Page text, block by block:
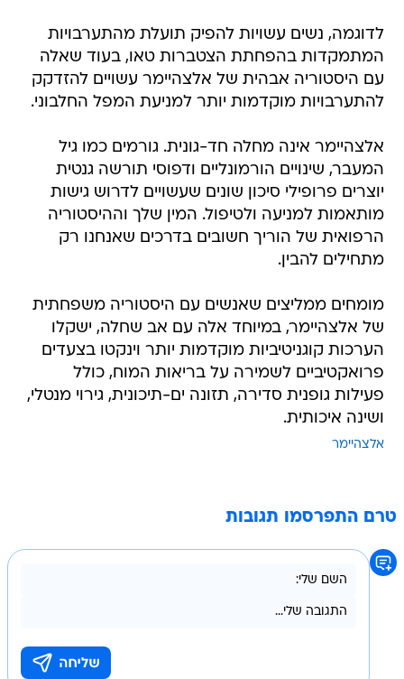
לדוגמה, נשים עשויות להפיק תועלת מהתערבויות
המתמקדות בהפחתת הצטברות טאו, בעוד שאלה
עם היסטוריה אבהית של אלצהיימר עשויים להזדקק
להתערבויות מוקדמות יותר למניעת המפל החלבוני.
אלצהיימר אינה מחלה חד-גונית. גורמים כמו גיל
המעבר, שינויים הורמונליים ודפוסי תורשה גנטית
יוצרים פרופילי סיכון שונים שעשויים לדרוש גישות
מותאמות למניעה ולטיפול. המין שלך וההיסטוריה
הרפואית של הוריך חשובים בדרכים שאנחנו רק
מתחילים להבין.
מומחים ממליצים שאנשים עם היסטוריה משפחתית
של אלצהיימר, במיוחד אלה עם אב שחלה, ישקלו
הערכות קוגניטיביות מוקדמות יותר וינקטו בצעדים
פרואקטיביים לשמירה על בריאות המוח, כולל
פעילות גופנית סדירה, תזונה ים-תיכונית, גירוי מנטלי,
ושינה איכותית.
אלצהיימר
טרם התפרסמו תגובות